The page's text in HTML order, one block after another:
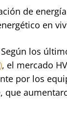
de
en
los
, el mercado
por los